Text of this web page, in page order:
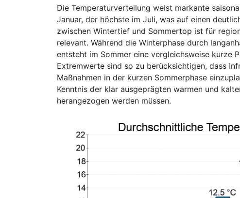
Die Temperaturverteilung weist markante
Januar, der höchste im Juli, was auf einen
zwischen Wintertief und Sommertop ist für
relevant. Während die Winterphase durch
entsteht im Sommer eine vergleichsweise kurze
Extremwerte sind so zu berücksichtigen, dass
Maßnahmen in der kurzen Sommerphase
Kenntnis der klar ausgeprägten warmen und
herangezogen werden müssen.